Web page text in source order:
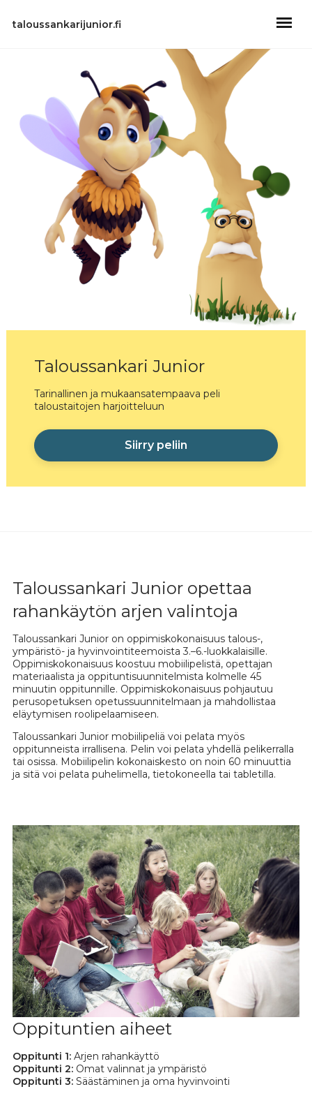
taloussankarijunior.fi
Taloussankari Junior
Tarinallinen ja mukaansatempaava peli
taloustaitojen harjoitteluun
Siirry peliin
Taloussankari Junior opettaa
rahankäytön arjen valintoja
Taloussankari Junior on oppimiskokonaisuus talous-,
ympäristö- ja hyvinvointiteemoista 3.–6.-luokkalaisille.
Oppimiskokonaisuus koostuu mobiilipelistä, opettajan
materiaalista ja oppituntisuunnitelmista kolmelle 45
minuutin oppitunnille. Oppimiskokonaisuus pohjautuu
perusopetuksen opetussuunnitelmaan ja mahdollistaa
eläytymisen roolipelaamiseen.
Taloussankari Junior mobiilipeliä voi pelata myös
oppitunneista irrallisena. Pelin voi pelata yhdellä pelikerralla
tai osissa. Mobiilipelin kokonaiskesto on noin 60 minuuttia
ja sitä voi pelata puhelimella, tietokoneella tai tabletilla.
Oppituntien aiheet
Oppitunti 1: Arjen rahankäyttö
Oppitunti 2: Omat valinnat ja ympäristö
Oppitunti 3: Säästäminen ja oma hyvinvointi